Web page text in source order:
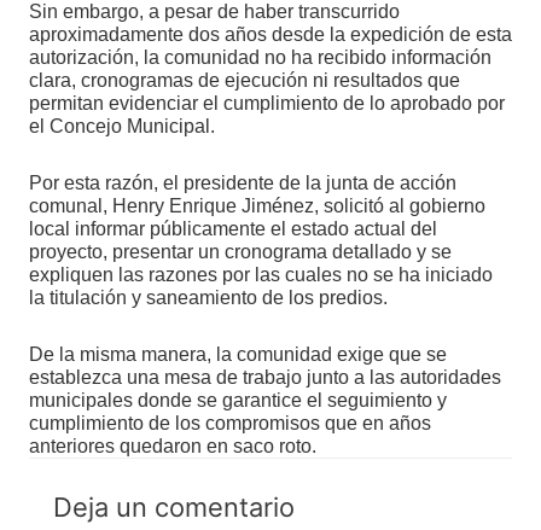
Sin embargo, a pesar de haber transcurrido
aproximadamente dos años desde la expedición de esta
autorización, la comunidad no ha recibido información
clara, cronogramas de ejecución ni resultados que
permitan evidenciar el cumplimiento de lo aprobado por
el Concejo Municipal.
Por esta razón, el presidente de la junta de acción
comunal, Henry Enrique Jiménez, solicitó al gobierno
local informar públicamente el estado actual del
proyecto, presentar un cronograma detallado y se
expliquen las razones por las cuales no se ha iniciado
la titulación y saneamiento de los predios.
De la misma manera, la comunidad exige que se
establezca una mesa de trabajo junto a las autoridades
municipales donde se garantice el seguimiento y
cumplimiento de los compromisos que en años
anteriores quedaron en saco roto.
Deja un comentario